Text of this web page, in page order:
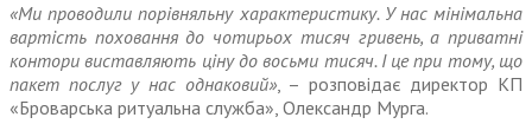
«Ми проводили порівняльну характеристику. У нас мінімальна
вартість поховання до чотирьох тисяч гривень, а приватні
контори виставляють ціну до восьми тисяч. І це при тому, що
пакет послуг у нас однаковий», – розповідає директор КП
«Броварська риту­альна служба», Олександр Мурга.